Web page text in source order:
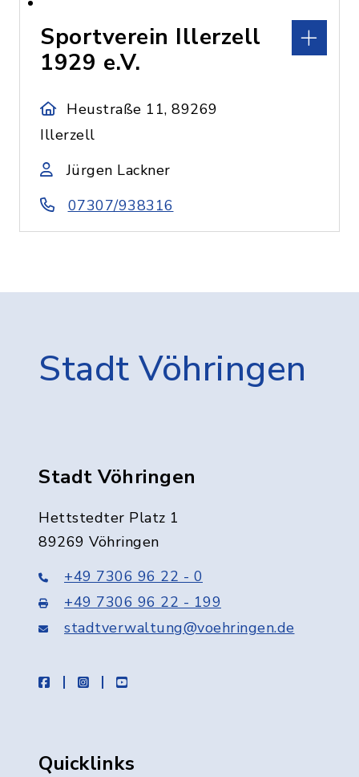
Sportverein Illerzell
1929 e.V.
Heustraße 11, 89269
Illerzell
Jürgen Lackner
07307/938316
Stadt Vöhringen
Stadt Vöhringen
Hettstedter Platz 1
89269 Vöhringen
+49 7306 96 22 - 0
+49 7306 96 22 - 199
stadtverwaltung@voehringen.de
facebookinstagramyoutube
Quicklinks